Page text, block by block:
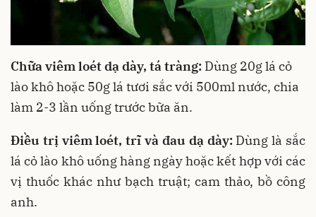
Chữa viêm loét dạ dày, tá tràng: Dùng 20g lá cỏ
lào khô hoặc 50g lá tươi sắc với 500ml nước, chia
làm 2-3 lần uống trước bữa ăn.
Điều trị viêm loét, trĩ và đau dạ dày: Dùng là sắc
lá cỏ lào khô uống hàng ngày hoặc kết hợp với các
vị thuốc khác như bạch truật; cam thảo, bồ công
anh.